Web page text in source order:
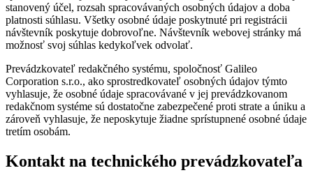
stanovený účel, rozsah spracovávaných osobných údajov a doba
platnosti súhlasu. Všetky osobné údaje poskytnuté pri registrácii
návštevník poskytuje dobrovoľne. Návštevník webovej stránky má
možnosť svoj súhlas kedykoľvek odvolať.
Prevádzkovateľ redakčného systému, spoločnosť Galileo
Corporation s.r.o., ako sprostredkovateľ osobných údajov týmto
vyhlasuje, že osobné údaje spracovávané v jej prevádzkovanom
redakčnom systéme sú dostatočne zabezpečené proti strate a úniku a
zároveň vyhlasuje, že neposkytuje žiadne sprístupnené osobné údaje
tretím osobám.
Kontakt na technického prevádzkovateľa